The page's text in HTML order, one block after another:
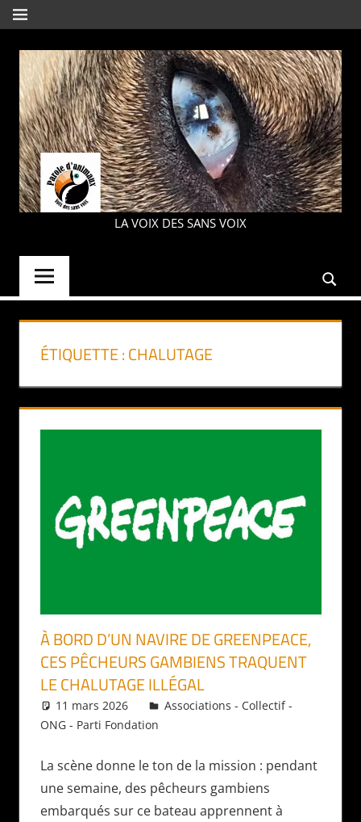
Aller
au
contenu
MENU
PAROLE
LA VOIX DES SANS VOIX
ÉTIQUETTE :CHALUTAGE
À BORD D’UN NAVIRE DE GREENPEACE,
CES PÊCHEURS GAMBIENS TRAQUENT
LE CHALUTAGE ILLÉGAL
11 mars 2026 Daniel
Associations - Collectif -
ONG - Parti Fondation
La scène donne le ton de la mission : pendant
une semaine, des pêcheurs gambiens
embarqués sur ce bateau apprennent à